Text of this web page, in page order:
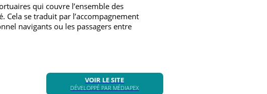
qui couvre l’ensemble des
Cela se traduit par l’accompagnement
navigants ou les passagers entre
VOIR LE SITE
DÉVELOPPÉ PAR MÉDIAPEX